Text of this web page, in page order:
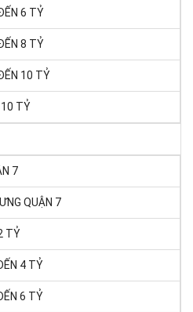
6 TỶ
8 TỶ
10 TỶ
TỶ
7
QUẬN 7
TỶ
4 TỶ
6 TỶ